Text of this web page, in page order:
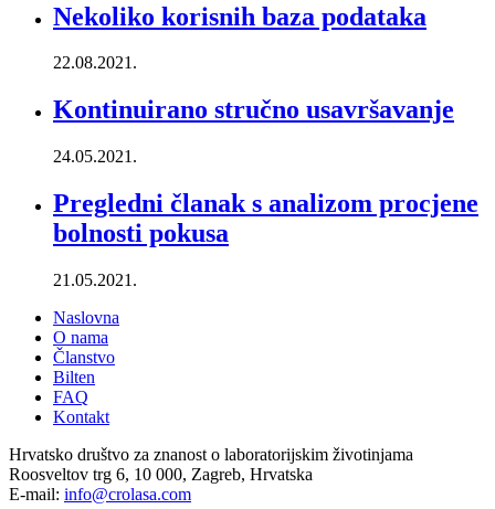
Nekoliko korisnih baza podataka
22.08.2021.
Kontinuirano stručno usavršavanje
24.05.2021.
Pregledni članak s analizom procjene
bolnosti pokusa
21.05.2021.
Naslovna
O nama
Članstvo
Bilten
FAQ
Kontakt
Hrvatsko društvo za znanost o laboratorijskim životinjama
Roosveltov trg 6, 10 000, Zagreb, Hrvatska
E-mail: info@crolasa.com